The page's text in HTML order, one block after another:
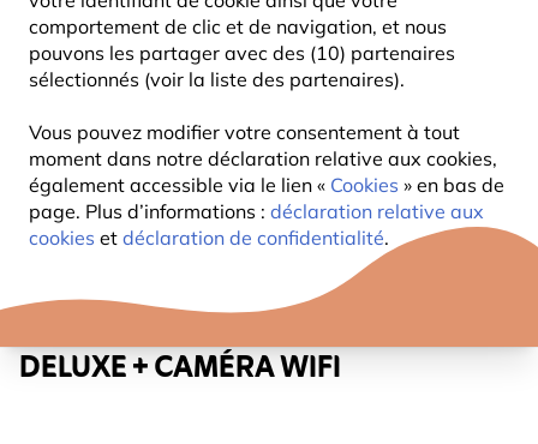
comportement de clic et de navigation, et nous
pouvons les partager avec des (10) partenaires
sélectionnés (voir la liste des partenaires).
Vous pouvez modifier votre consentement à tout
moment dans notre déclaration relative aux cookies,
également accessible via le lien « Cookies » en bas de
page. Plus d’informations : déclaration relative aux
cookies et déclaration de confidentialité.
MAISON POUR HÉRISSON
DELUXE + CAMÉRA WIFI